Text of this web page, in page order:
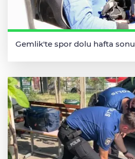
Gemlik'te spor dolu hafta sonu